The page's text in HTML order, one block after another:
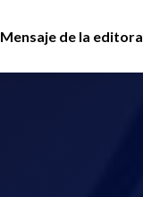
Mensaje de la editora